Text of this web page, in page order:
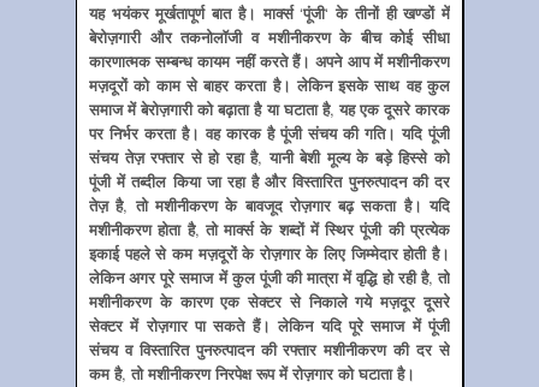
यह भयंकर मूर्खतापूर्ण बात है। मार्क्‍स‘पूंजी‘के तीनों ही खण्‍डों में
बेरोज़गारी और तकनोलॉजी व मशीनीकरण के बीच कोई सीधा
कारणात्‍मक सम्‍बन्‍ध कायम नहीं करते हैं। अपने आप में मशीनीकरण
मज़दूरों को काम से बाहर करता है। लेकिन इसके साथ वह कुल
समाज में बेरोज़गारी को बढ़ाता है या घटाता है, यह एक दूसरे कारक
पर निर्भर करता है। वह कारक है पूंजी संचय की गति। यदि पूंजी
संचय तेज़ रफ्तार से हो रहा है, यानी बेशी मूल्‍य के बड़े हिस्‍से को
पूंजी में तब्‍दील किया जा रहा है और विस्‍तारित पुनरुत्‍पादन की दर
तेज़ है, तो मशीनीकरण के बावजूद रोज़गार बढ़ सकता है। यदि
मशीनीकरण होता है, तो मार्क्‍स के शब्‍दों में स्थिर पूंजी की प्रत्‍येक
इकाई पहले से कम मज़दूरों के रोज़गार के लिए जिम्‍मेदार होती है।
लेकिन अगर पूरे समाज में कुल पूंजी की मात्रा में वृद्धि हो रही है,तो
मशीनीकरण के कारण एक सेक्‍टर से निकाले गये मज़दूर दूसरे
सेक्‍टर में रोज़गार पा सकते हैं। लेकिन यदि पूरे समाज में पूंजी
संचय व विस्‍तारित पुनरुत्‍पादन की रफ्तार मशीनीकरण की दर से
कम है, तो मशीनीकरण निरपेक्ष रूप में रोज़गार को घटाता है।